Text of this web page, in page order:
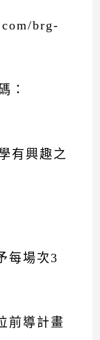
brg-
：
有興趣之
每場次3
前導計畫